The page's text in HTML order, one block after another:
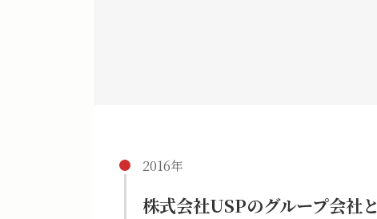
2016年
株式会社USPのグループ会社